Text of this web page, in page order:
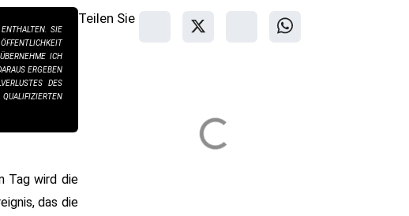
SIE
ICH
ERGEBEN
DES E
P
Tag wird die
das die
Teilen Sie